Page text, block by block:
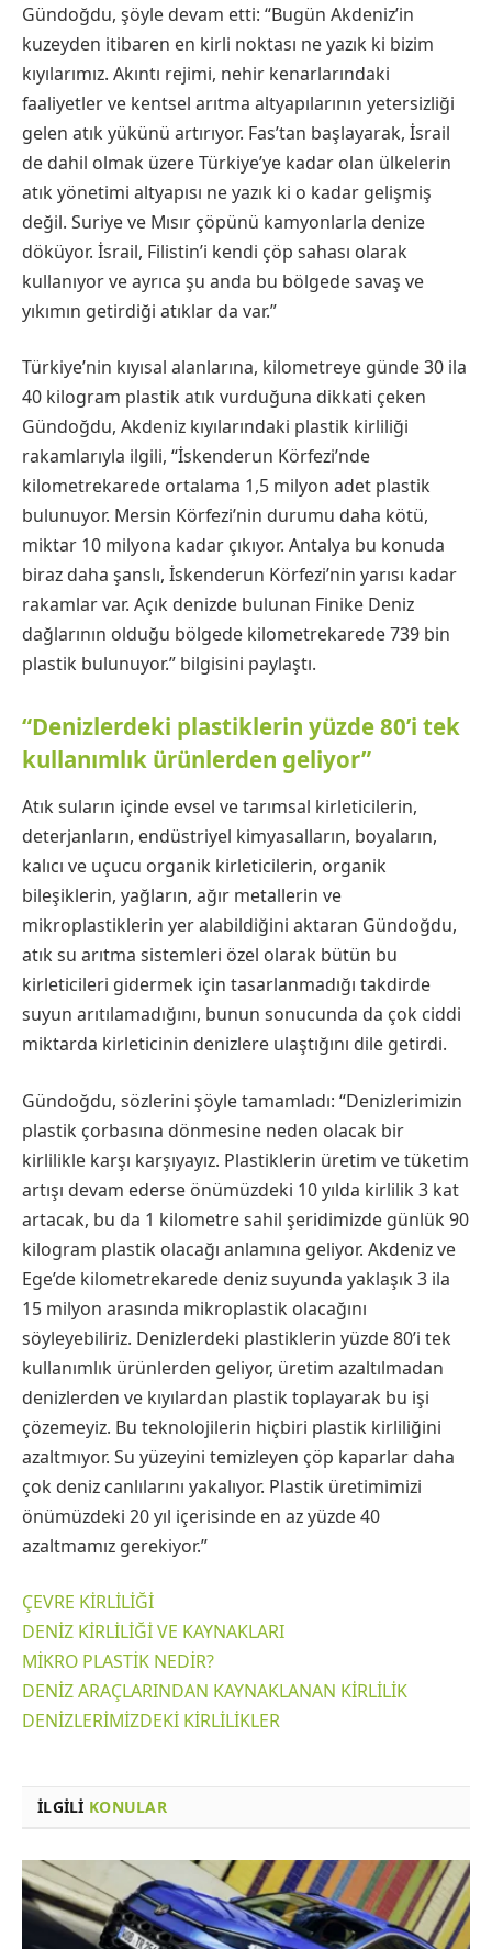
Gündoğdu, şöyle devam etti: “Bugün Akdeniz’in
kuzeyden itibaren en kirli noktası ne yazık ki bizim
kıyılarımız. Akıntı rejimi, nehir kenarlarındaki
faaliyetler ve kentsel arıtma altyapılarının yetersizliği
gelen atık yükünü artırıyor. Fas’tan başlayarak, İsrail
de dahil olmak üzere Türkiye’ye kadar olan ülkelerin
atık yönetimi altyapısı ne yazık ki o kadar gelişmiş
değil. Suriye ve Mısır çöpünü kamyonlarla denize
döküyor. İsrail, Filistin’i kendi çöp sahası olarak
kullanıyor ve ayrıca şu anda bu bölgede savaş ve
yıkımın getirdiği atıklar da var.”
Türkiye’nin kıyısal alanlarına, kilometreye günde 30 ila
40 kilogram plastik atık vurduğuna dikkati çeken
Gündoğdu, Akdeniz kıyılarındaki plastik kirliliği
rakamlarıyla ilgili, “İskenderun Körfezi’nde
kilometrekarede ortalama 1,5 milyon adet plastik
bulunuyor. Mersin Körfezi’nin durumu daha kötü,
miktar 10 milyona kadar çıkıyor. Antalya bu konuda
biraz daha şanslı, İskenderun Körfezi’nin yarısı kadar
rakamlar var. Açık denizde bulunan Finike Deniz
dağlarının olduğu bölgede kilometrekarede 739 bin
plastik bulunuyor.” bilgisini paylaştı.
“Denizlerdeki plastiklerin yüzde 80’i tek
kullanımlık ürünlerden geliyor”
Atık suların içinde evsel ve tarımsal kirleticilerin,
deterjanların, endüstriyel kimyasalların, boyaların,
kalıcı ve uçucu organik kirleticilerin, organik
bileşiklerin, yağların, ağır metallerin ve
mikroplastiklerin yer alabildiğini aktaran Gündoğdu,
atık su arıtma sistemleri özel olarak bütün bu
kirleticileri gidermek için tasarlanmadığı takdirde
suyun arıtılamadığını, bunun sonucunda da çok ciddi
miktarda kirleticinin denizlere ulaştığını dile getirdi.
Gündoğdu, sözlerini şöyle tamamladı: “Denizlerimizin
plastik çorbasına dönmesine neden olacak bir
kirlilikle karşı karşıyayız. Plastiklerin üretim ve tüketim
artışı devam ederse önümüzdeki 10 yılda kirlilik 3 kat
artacak, bu da 1 kilometre sahil şeridimizde günlük 90
kilogram plastik olacağı anlamına geliyor. Akdeniz ve
Ege’de kilometrekarede deniz suyunda yaklaşık 3 ila
15 milyon arasında mikroplastik olacağını
söyleyebiliriz. Denizlerdeki plastiklerin yüzde 80’i tek
kullanımlık ürünlerden geliyor, üretim azaltılmadan
denizlerden ve kıyılardan plastik toplayarak bu işi
çözemeyiz. Bu teknolojilerin hiçbiri plastik kirliliğini
azaltmıyor. Su yüzeyini temizleyen çöp kaparlar daha
çok deniz canlılarını yakalıyor. Plastik üretimimizi
önümüzdeki 20 yıl içerisinde en az yüzde 40
azaltmamız gerekiyor.”
ÇEVRE KİRLİLİĞİ
DENİZ KİRLİLİĞİ VE KAYNAKLARI
MİKRO PLASTİK NEDİR?
DENİZ ARAÇLARINDAN KAYNAKLANAN KİRLİLİK
DENİZLERİMİZDEKİ KİRLİLİKLER
İLGILI KONULAR